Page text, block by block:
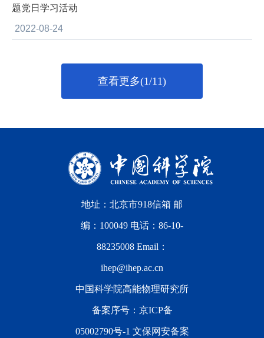
题党日学习活动
2022-08-24
查看更多(1/11)
地址：北京市918信箱 邮
编：100049 电话：86-10-
88235008 Email：
ihep@ihep.ac.cn
中国科学院高能物理研究所
备案序号： 京ICP备
05002790号-1 文保网安备案